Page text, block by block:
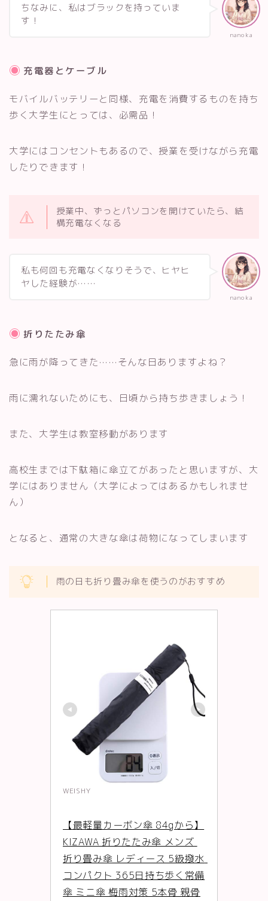
nanoka
ちなみに、私はブラックを持っていま
す！
充電器とケーブル
モバイルバッテリーと同様、充電を消費するものを持ち
歩く大学生にとっては、必需品！
大学にはコンセントもあるので、授業を受けながら充電
したりできます！
授業中、ずっとパソコンを開けていたら、結
構充電なくなる
nanoka
私も何回も充電なくなりそうで、ヒヤヒ
ヤした経験が……
折りたたみ傘
急に雨が降ってきた……そんな日ありますよね？
雨に濡れないためにも、日頃から持ち歩きましょう！
また、大学生は教室移動があります
高校生までは下駄箱に傘立てがあったと思いますが、大
学にはありません（大学によってはあるかもしれませ
ん）
となると、通常の大きな傘は荷物になってしまいます
雨の日も折り畳み傘を使うのがおすすめ
WEISHY
【最軽量カーボン傘 84gから】
KIZAWA 折りたたみ傘 メンズ
折り畳み傘 レディース 5級撥水
コンパクト 365日持ち歩く常備
傘 ミニ傘 梅雨対策 5本骨 親骨